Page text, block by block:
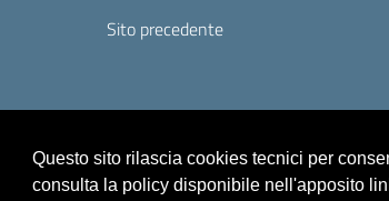
Sito precedente
Questo sito rilascia cookies tecnici per
consulta la policy disponibile nell'apposito